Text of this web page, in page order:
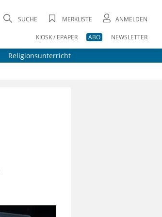
SUCHE MERKLISTE ANMELDEN
KIOSK / EPAPER ABO NEWSLETTER
Religionsunterricht